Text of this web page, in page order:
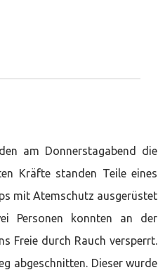
am Donnerstagabend die
Kräfte standen Teile eines
mit Atemschutz ausgerüstet
Personen konnten an der
Freie durch Rauch versperrt.
abgeschnitten. Dieser wurde